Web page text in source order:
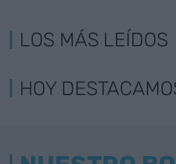
LOS MÁS LEÍDOS
HOY